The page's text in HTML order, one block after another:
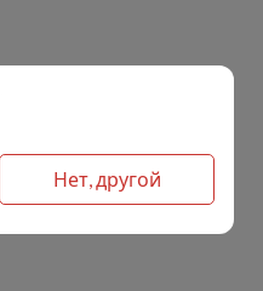
Нет, другой